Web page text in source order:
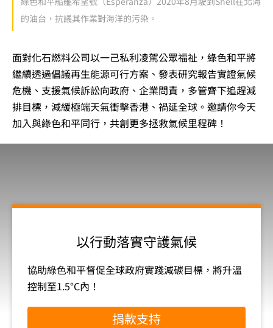
的油台，抗議其作業對海洋的污染。
面對化石燃料公司以一己私利凌駕公眾福祉，綠色和平將
繼續透過倡議再生能源可行方案、發表研究報告實證氣候
危機、支援氣候訴訟向政府、企業問責，多管齊下追趕減
排目標，減緩極端天氣衝擊香港、禍延全球。邀請你今天
加入與綠色和平同行，共創更多拯救氣候里程碑！
以行動落實守護氣候
協助綠色和平督促全球政府實踐減碳目標，將升溫
控制至1.5°C內！
捐款支持